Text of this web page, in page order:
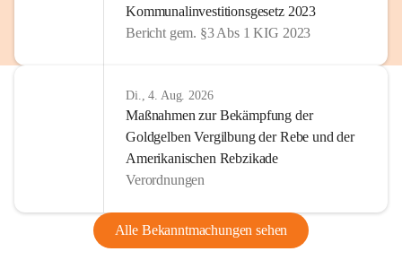
Kommunalinvestitionsgesetz 2023
Bericht gem. §3 Abs 1 KIG 2023
Di., 4. Aug. 2026
Maßnahmen zur Bekämpfung der
Goldgelben Vergilbung der Rebe und der
Amerikanischen Rebzikade
Verordnungen
Alle Bekanntmachungen sehen